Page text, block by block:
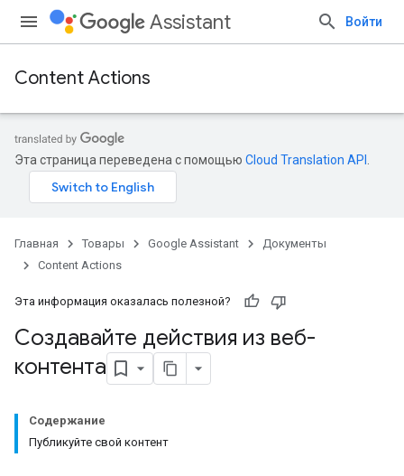
Assistant Войти
Content Actions
Эта страница переведена с помощью Cloud Translation API
Главная Товары Google Assistant
Документы
Content Actions
Эта информация оказалась полезной?
Создавайте действия из веб-
контента
Содержание
Публикуйте свой контент